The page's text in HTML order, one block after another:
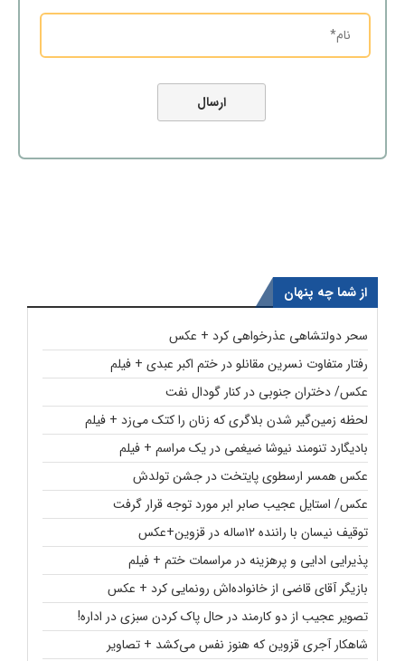
از شما چه پنهان
سحر دولتشاهی عذرخواهی کرد + عکس
رفتار متفاوت نسرین مقانلو در ختم اکبر عبدی + فیلم
عکس/ دختران جنوبی در کنار گودال نفت
لحظه زمین‌گیر شدن بلاگری که زنان را کتک می‌زد + فیلم
بادیگارد تنومند نیوشا ضیغمی در یک مراسم + فیلم
عکس همسر ارسطوی پایتخت در جشن تولدش
عکس/ استایل عجیب صابر ابر مورد توجه قرار گرفت
توقیف نیسان با راننده ۱۲ساله در قزوین+عکس
پذیرایی ادایی و پرهزینه در مراسمات ختم + فیلم
بازیگر آقای قاضی از خانواده‌اش رونمایی کرد + عکس
تصویر عجیب از دو کارمند در حال پاک کردن سبزی در اداره!
شاهکار آجری قزوین که هنوز نفس می‌کشد + تصاویر